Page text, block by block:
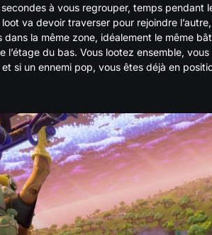
à vous regrouper, temps pendant
va devoir traverser pour rejoindre
dans la même zone, idéalement le même
l’étage du bas. Vous lootez ensemble,
si un ennemi pop, vous êtes déjà en